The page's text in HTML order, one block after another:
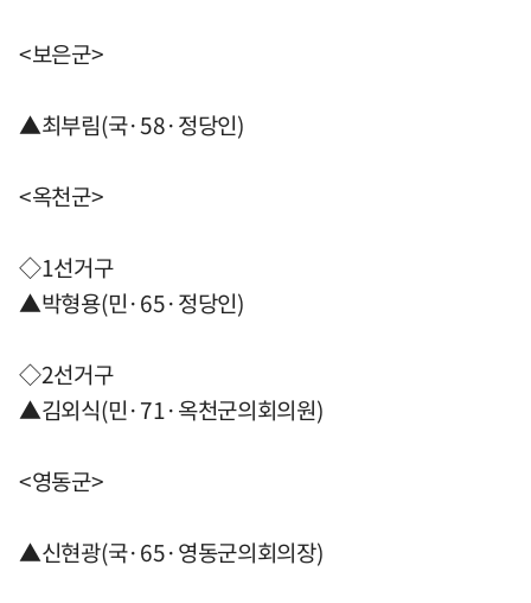
<보은군>
▲최부림(국·58·정당인)
<옥천군>
◇1선거구
▲박형용(민·65·정당인)
◇2선거구
▲김외식(민·71·옥천군의회의원)
<영동군>
▲신현광(국·65·영동군의회의장)